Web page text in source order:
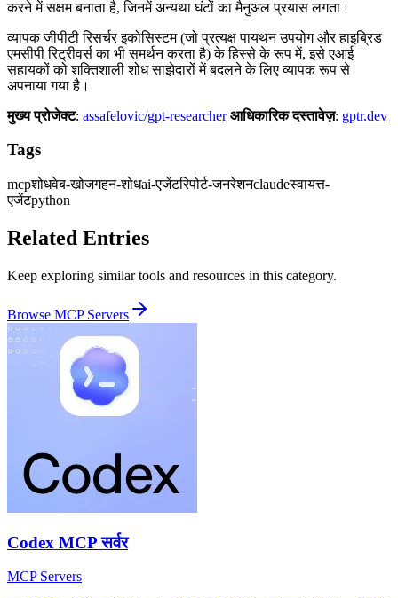
करने में सक्षम बनाता है, जिनमें अन्यथा घंटों का मैनुअल प्रयास लगता।
व्यापक जीपीटी रिसर्चर इकोसिस्टम (जो प्रत्यक्ष पायथन उपयोग और हाइब्रिड
एमसीपी रिट्रीवर्स का भी समर्थन करता है) के हिस्से के रूप में, इसे एआई
सहायकों को शक्तिशाली शोध साझेदारों में बदलने के लिए व्यापक रूप से
अपनाया गया है।
मुख्य प्रोजेक्ट: assafelovic/gpt-researcher आधिकारिक दस्तावेज़: gptr.dev
Tags
mcpशोधवेब-खोजगहन-शोधai-एजेंटरिपोर्ट-जनरेशनclaudeस्वायत्त-
एजेंटpython
Related Entries
Keep exploring similar tools and resources in this category.
Browse MCP Servers
Codex MCP सर्वर
MCP Servers